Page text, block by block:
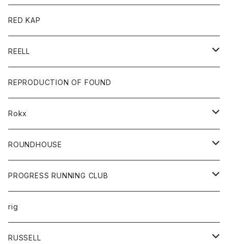
ロングスリーブＴシャツ
ジャケット
バッグ
キッズ
Tシャツ
帽子
グッズ
靴
バック
トップス
カットソー
カーディガン
ボトムス
ショートパンツ
パンツ
レディース
カットソー
コート
カードホルダー
キーホルダー
財布
バック
RED KAP
REELL
パンツ
ショートパンツ
REPRODUCTION OF FOUND
Rokx
ボトム
ROUNDHOUSE
エプロン
キッズ
オーバーオール
ボトム
PROGRESS RUNNING CLUB
トップス
Tシャツ
グッズ
rig
RUSSELL